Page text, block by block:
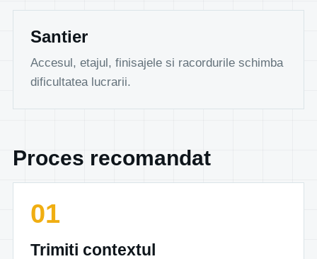
Santier
Accesul, etajul, finisajele si racordurile schimba
dificultatea lucrarii.
Proces recomandat
Trimiti contextul